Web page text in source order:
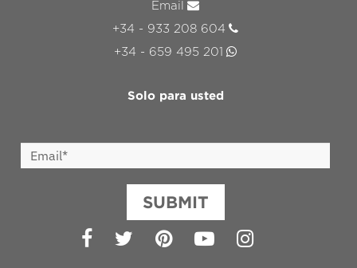
Email
+34 - 933 208 604
+34 - 659 495 201
Solo para usted
SUBMIT
Facebook
TwitterPinterest
YouTubeInstagram